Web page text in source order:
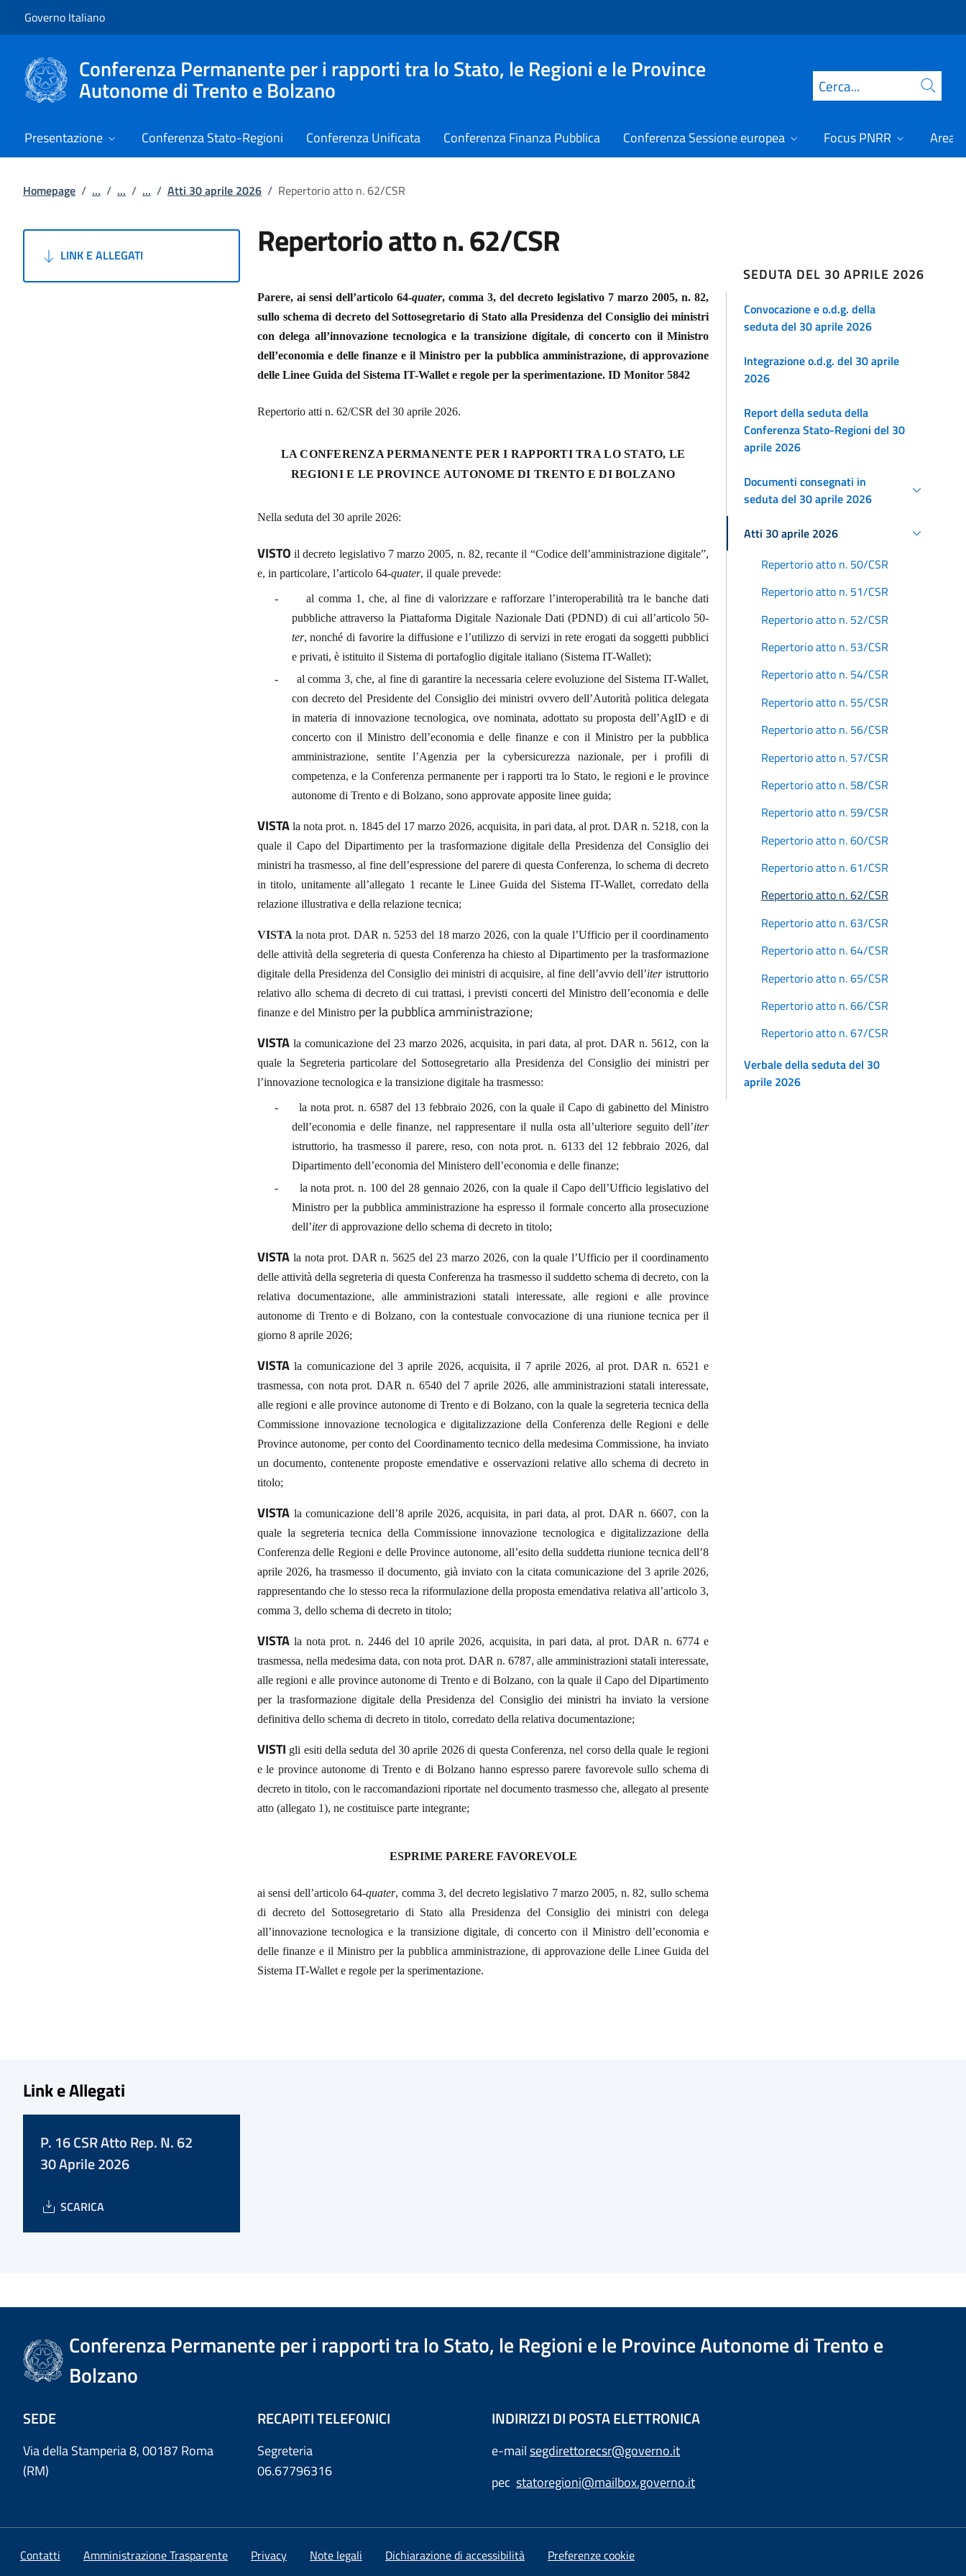
Governo Italiano
Conferenza Permanente per i rapporti tra lo Stato, le Regioni e le Province
Autonome di Trento e Bolzano Cerca
Presentazione Conferenza Stato-Regioni Conferenza Unificata Conferenza Finanza Pubblica Conferenza Sessione europea Focus PNRR Area
Homepage / ... / ... / ... / Atti 30 aprile 2026 / Repertorio atto n. 62/CSR
LINK E ALLEGATI Repertorio atto n. 62/CSR
Parere, ai sensi dell’articolo 64-quater, comma 3, del decreto legislativo 7 marzo 2005, n. 82,
sullo schema di decreto del Sottosegretario di Stato alla Presidenza del Consiglio dei ministri
con delega all’innovazione tecnologica e la transizione digitale, di concerto con il Ministro
dell’economia e delle finanze e il Ministro per la pubblica amministrazione, di approvazione
delle Linee Guida del Sistema IT-Wallet e regole per la sperimentazione. ID Monitor 5842
Repertorio atti n. 62/CSR del 30 aprile 2026.
LA CONFERENZA PERMANENTE PER I RAPPORTI TRA LO STATO, LE
REGIONI E LE PROVINCE AUTONOME DI TRENTO E DI BOLZANO
Nella seduta del 30 aprile 2026:
VISTO il decreto legislativo 7 marzo 2005, n. 82, recante il “Codice dell’amministrazione digitale”,
e, in particolare, l’articolo 64-quater, il quale prevede:
-
al comma 1, che, al fine di valorizzare e rafforzare l’interoperabilità tra le banche dati
pubbliche attraverso la Piattaforma Digitale Nazionale Dati (PDND) di cui all’articolo 50-
ter, nonché di favorire la diffusione e l’utilizzo di servizi in rete erogati da soggetti pubblici
e privati, è istituito il Sistema di portafoglio digitale italiano (Sistema IT-Wallet);
-
al comma 3, che, al fine di garantire la necessaria celere evoluzione del Sistema IT-Wallet,
con decreto del Presidente del Consiglio dei ministri ovvero dell’Autorità politica delegata
in materia di innovazione tecnologica, ove nominata, adottato su proposta dell’AgID e di
concerto con il Ministro dell’economia e delle finanze e con il Ministro per la pubblica
amministrazione, sentite l’Agenzia per la cybersicurezza nazionale, per i profili di
competenza, e la Conferenza permanente per i rapporti tra lo Stato, le regioni e le province
autonome di Trento e di Bolzano, sono approvate apposite linee guida;
VISTA la nota prot. n. 1845 del 17 marzo 2026, acquisita, in pari data, al prot. DAR n. 5218, con la
quale il Capo del Dipartimento per la trasformazione digitale della Presidenza del Consiglio dei
ministri ha trasmesso, al fine dell’espressione del parere di questa Conferenza, lo schema di decreto
in titolo, unitamente all’allegato 1 recante le Linee Guida del Sistema IT-Wallet, corredato della
relazione illustrativa e della relazione tecnica;
VISTA la nota prot. DAR n. 5253 del 18 marzo 2026, con la quale l’Ufficio per il coordinamento
delle attività della segreteria di questa Conferenza ha chiesto al Dipartimento per la trasformazione
digitale della Presidenza del Consiglio dei ministri di acquisire, al fine dell’avvio dell’iteristruttorio
relativo allo schema di decreto di cui trattasi, i previsti concerti del Ministro dell’economia e delle
finanze e del Ministro per la pubblica amministrazione;
VISTA la comunicazione del 23 marzo 2026, acquisita, in pari data, al prot. DAR n. 5612, con la
quale la Segreteria particolare del Sottosegretario alla Presidenza del Consiglio dei ministri per
l’innovazione tecnologica e la transizione digitale ha trasmesso:
-
la nota prot. n. 6587 del 13 febbraio 2026, con la quale il Capo di gabinetto del Ministro
dell’economia e delle finanze, nel rappresentare il nulla osta all’ulteriore seguito dell’iter
istruttorio, ha trasmesso il parere, reso, con nota prot. n. 6133 del 12 febbraio 2026, dal
Dipartimento dell’economia del Ministero dell’economia e delle finanze;
-
la nota prot. n. 100 del 28 gennaio 2026, con la quale il Capo dell’Ufficio legislativo del
Ministro per la pubblica amministrazione ha espresso il formale concerto alla prosecuzione
dell’iterdi approvazione dello schema di decreto in titolo;
VISTA la nota prot. DAR n. 5625 del 23 marzo 2026, con la quale l’Ufficio per il coordinamento
delle attività della segreteria di questa Conferenza ha trasmesso il suddetto schema di decreto, con la
relativa documentazione, alle amministrazioni statali interessate, alle regioni e alle province
autonome di Trento e di Bolzano, con la contestuale convocazione di una riunione tecnica per il
giorno 8 aprile 2026;
VISTA la comunicazione del 3 aprile 2026, acquisita, il 7 aprile 2026, al prot. DAR n. 6521 e
trasmessa, con nota prot. DAR n. 6540 del 7 aprile 2026, alle amministrazioni statali interessate,
alle regioni e alle province autonome di Trento e di Bolzano, con la quale la segreteria tecnica della
Commissione innovazione tecnologica e digitalizzazione della Conferenza delle Regioni e delle
Province autonome, per conto del Coordinamento tecnico della medesima Commissione, ha inviato
un documento, contenente proposte emendative e osservazioni relative allo schema di decreto in
titolo;
VISTA la comunicazione dell’8 aprile 2026, acquisita, in pari data, al prot. DAR n. 6607, con la
quale la segreteria tecnica della Commissione innovazione tecnologica e digitalizzazione della
Conferenza delle Regioni e delle Province autonome, all’esito della suddetta riunione tecnica dell’8
aprile 2026, ha trasmesso il documento, già inviato con la citata comunicazione del 3 aprile 2026,
rappresentando che lo stesso reca la riformulazione della proposta emendativa relativa all’articolo 3,
comma 3, dello schema di decreto in titolo;
VISTA la nota prot. n. 2446 del 10 aprile 2026, acquisita, in pari data, al prot. DAR n. 6774 e
trasmessa, nella medesima data, con nota prot. DAR n. 6787, alle amministrazioni statali interessate,
alle regioni e alle province autonome di Trento e di Bolzano, con la quale il Capo del Dipartimento
per la trasformazione digitale della Presidenza del Consiglio dei ministri ha inviato la versione
definitiva dello schema di decreto in titolo, corredato della relativa documentazione;
VISTI gli esiti della seduta del 30 aprile 2026 di questa Conferenza, nel corso della quale le regioni
e le province autonome di Trento e di Bolzano hanno espresso parere favorevole sullo schema di
decreto in titolo, con le raccomandazioni riportate nel documento trasmesso che, allegato al presente
atto (allegato 1), ne costituisce parte integrante;
ESPRIME PARERE FAVOREVOLE
ai sensi dell’articolo 64-quater, comma 3, del decreto legislativo 7 marzo 2005, n. 82, sullo schema
di decreto del Sottosegretario di Stato alla Presidenza del Consiglio dei ministri con delega
all’innovazione tecnologica e la transizione digitale, di concerto con il Ministro dell’economia e
delle finanze e il Ministro per la pubblica amministrazione, di approvazione delle Linee Guida del
Sistema IT-Wallet e regole per la sperimentazione.
SEDUTA DEL 30 APRILE 2026
Convocazione e o.d.g. della
seduta del 30 aprile 2026
Integrazione o.d.g. del 30 aprile
2026
Report della seduta della
Conferenza Stato-Regioni del 30
aprile 2026
Documenti consegnati in
seduta del 30 aprile 2026
Atti 30 aprile 2026
Repertorio atto n. 50/CSR
Repertorio atto n. 51/CSR
Repertorio atto n. 52/CSR
Repertorio atto n. 53/CSR
Repertorio atto n. 54/CSR
Repertorio atto n. 55/CSR
Repertorio atto n. 56/CSR
Repertorio atto n. 57/CSR
Repertorio atto n. 58/CSR
Repertorio atto n. 59/CSR
Repertorio atto n. 60/CSR
Repertorio atto n. 61/CSR
Repertorio atto n. 62/CSR
Repertorio atto n. 63/CSR
Repertorio atto n. 64/CSR
Repertorio atto n. 65/CSR
Repertorio atto n. 66/CSR
Repertorio atto n. 67/CSR
Verbale della seduta del 30
aprile 2026
Link e Allegati
P. 16 CSR Atto Rep. N. 62
30 Aprile 2026
SCARICA
Conferenza Permanente per i rapporti tra lo Stato, le Regioni e le Province Autonome di Trento e
Bolzano
SEDE
Via della Stamperia 8, 00187 Roma
(RM)
RECAPITI TELEFONICI
Segreteria
06.67796316
INDIRIZZI DI POSTA ELETTRONICA
e-mailsegdirettorecsr@governo.it
pec statoregioni@mailbox.governo.it
Contatti Amministrazione Trasparente Privacy Note legali Dichiarazione di accessibilità Preferenze cookie